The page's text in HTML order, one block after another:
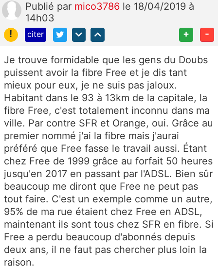
Publié par mico3786 le 18/04/2019 à
14h03
!
citer + -
Je trouve formidable que les gens du Doubs
puissent avoir la fibre Free et je dis tant
mieux pour eux, je ne suis pas jaloux.
Habitant dans le 93 à 13km de la capitale, la
fibre Free, c'est totalement inconnu dans ma
ville. Par contre SFR et Orange, oui. Grâce au
premier nommé j'ai la fibre mais j'aurai
préféré que Free fasse le travail aussi. Étant
chez Free de 1999 grâce au forfait 50 heures
jusqu'en 2017 en passant par l'ADSL. Bien sûr
beaucoup me diront que Free ne peut pas
tout faire. C'est un exemple comme un autre,
95% de ma rue étaient chez Free en ADSL,
maintenant ils sont tous chez SFR en fibre. Si
Free a perdu beaucoup d'abonnés depuis
deux ans, il ne faut pas chercher plus loin la
raison.